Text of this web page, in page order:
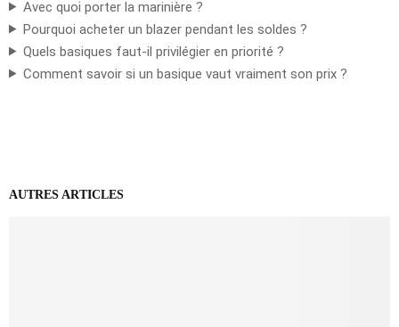
Avec quoi porter la marinière ?
Pourquoi acheter un blazer pendant les soldes ?
Quels basiques faut-il privilégier en priorité ?
Comment savoir si un basique vaut vraiment son prix ?
AUTRES ARTICLES